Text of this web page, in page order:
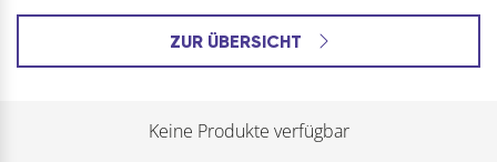
ZUR ÜBERSICHT
Keine Produkte verfügbar